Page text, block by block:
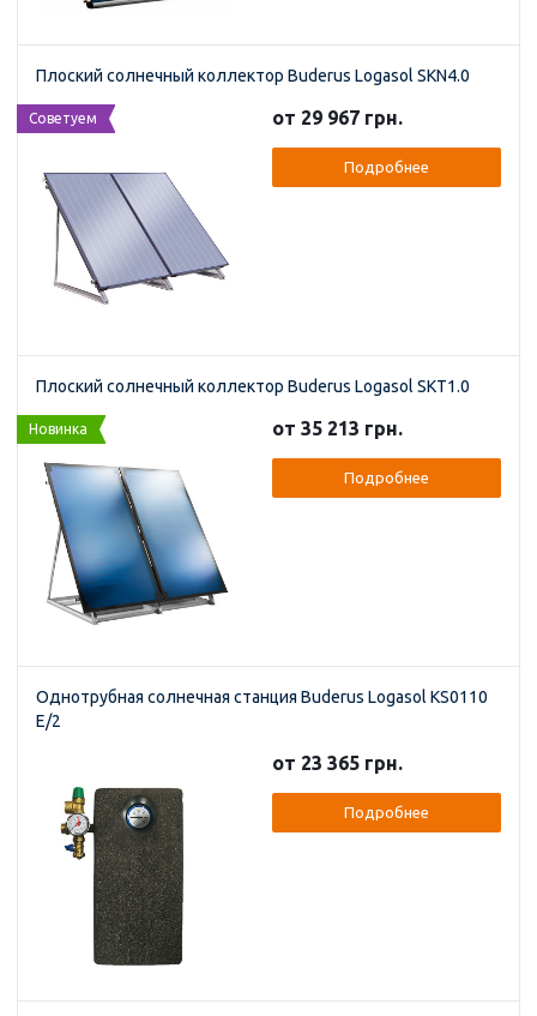
Плоский солнечный коллектор Buderus Logasol SKN4.0
Советуем от 29 967 грн.
Подробнее
Плоский солнечный коллектор Buderus Logasol SKT1.0
Новинка от 35 213 грн.
Подробнее
Однотрубная солнечная станция Buderus Logasol KS0110
E/2
от 23 365 грн.
Подробнее